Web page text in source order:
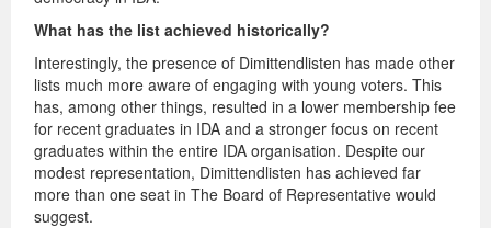
What has the list achieved historically?
Interestingly, the presence of Dimittendlisten has made other
lists much more aware of engaging with young voters. This
has, among other things, resulted in a lower membership fee
for recent graduates in IDA and a stronger focus on recent
graduates within the entire IDA organisation. Despite our
modest representation, Dimittendlisten has achieved far
more than one seat in The Board of Representative would
suggest.